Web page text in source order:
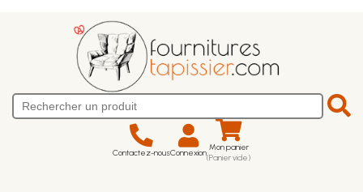
Contactez-nousConnexion Mon panier
(Panier vide)